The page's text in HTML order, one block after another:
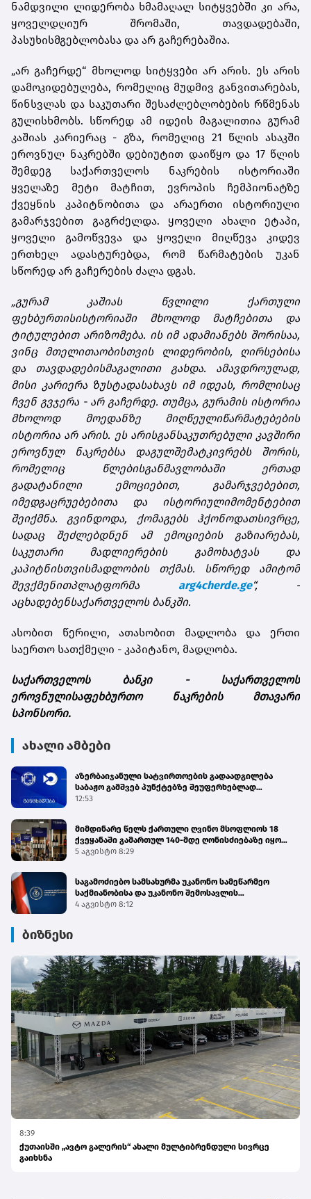
ნამდვილი ლიდერობა ხმამაღალ სიტყვებში კი არა,
ყოველდღიურ შრომაში, თავდადებაში,
პასუხისმგებლობასა და არ გაჩერებაშია.
„არ გაჩერდე“ მხოლოდ სიტყვები არ არის. ეს არის
დამოკიდებულება, რომელიც მუდმივ განვითარებას,
წინსვლას და საკუთარი შესაძლებლობების რწმენას
გულისხმობს. სწორედ ამ იდეის მაგალითია გურამ
კაშიას კარიერაც - გზა, რომელიც 21 წლის ასაკში
ეროვნულ ნაკრებში დებიუტით დაიწყო და 17 წლის
შემდეგ საქართველოს ნაკრების ისტორიაში
ყველაზე მეტი მატჩით, ევროპის ჩემპიონატზე
ქვეყნის კაპიტნობითა და არაერთი ისტორიული
გამარჯვებით გაგრძელდა. ყოველი ახალი ეტაპი,
ყოველი გამოწვევა და ყოველი მიღწევა კიდევ
ერთხელ ადასტურებდა, რომ წარმატების უკან
სწორედ არ გაჩერების ძალა დგას.
„გურამ კაშიას წვლილი
ქართული
ფეხბურთისისტორიაში მხოლოდ მატჩებითა
და
ტიტულებით არიზომება. ის იმ ადამიანებს შორისაა,
ვინც
მთელითაობისთვის ლიდერობის,
ღირსებისა
და
თავდადებისმაგალითი გახდა. ამავდროულად,
მისი კარიერა ზუსტადასახავს იმ იდეას, რომლისაც
ჩვენ გვჯერა - არ გაჩერდე. თუმცა, გურამის ისტორია
მხოლოდ
მოედანზე მიღწეულიწარმატებების
ისტორია არ არის. ეს არისგანსაკუთრებული კავშირი
ეროვნულ
ნაკრებსა დაგულშემატკივრებს შორის,
რომელიც
წლებისგანმავლობაში
ერთად
გადატანილი
ემოციებით, გამარჯვებებით,
იმედგაცრუებებითა
და ისტორიულიმომენტებით
შეიქმნა. გვინდოდა, ქომაგებს ჰქონოდათსივრცე,
სადაც
შეძლებდნენ ამ ემოციების გაზიარებას,
საკუთარი
მადლიერების გამოხატვას
და
კაპიტნისთვისმადლობის თქმას. სწორედ
ამიტომ
შევქმენითპლატფორმა arg4cherde.ge“, -
აცხადებენსაქართველოს ბანკში.
ასობით წერილი, ათასობით მადლობა და ერთი
საერთო სათქმელი - კაპიტანო, მადლობა.
საქართველოს ბანკი-
საქართველოს
ეროვნულისაფეხბურთო ნაკრების
მთავარი
სპონსორი.
ახალი ამბები
აზერბაიჯანული სატვირთოების გადაადგილება
საბაჟო გამშვებ პუნქტებზე შეუფერხებლად
მიმდინარეობს - შემოსავლების სამსახური
12:53
მიმდინარე წელს ქართული ღვინო მსოფლიოს 18
ქვეყანაში გამართულ 140-მდე ღონისძიებაზე იყო
წარმოდგენილი
5 აგვისტო 8:29
საგამოძიებო სამსახურმა უკანონო სამეწარმეო
საქმიანობისა და უკანონო შემოსავლის
ლეგალიზაციის ფაქტებზე 4 პირი დააკავა
4 აგვისტო 8:12
ბიზნესი
8:39
ქუთაისში „ავტო გალერის“ ახალი მულტიბრენდული სივრცე
გაიხსნა